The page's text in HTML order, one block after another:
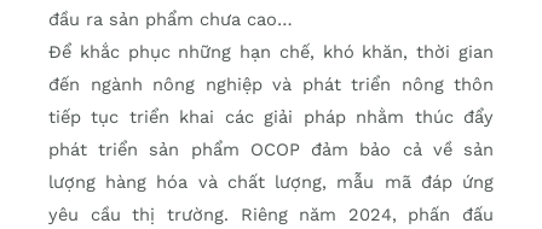
đầu ra sản phẩm chưa cao…
Để khắc phục những hạn chế, khó khăn, thời gian
đến ngành nông nghiệp và phát triển nông thôn
tiếp tục triển khai các giải pháp nhằm thúc đẩy
phát triển sản phẩm OCOP đảm bảo cả về sản
lượng hàng hóa và chất lượng, mẫu mã đáp ứng
yêu cầu thị trường. Riêng năm 2024, phấn đấu